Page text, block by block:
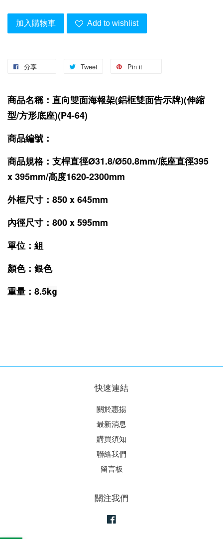
加入購物車 Add to wishlist
分享 Tweet Pin it
商品名稱：直向雙面海報架(鋁框雙面告示牌)(伸縮
型/方形底座)(P4-64)
商品編號：
商品規格： 支桿直徑Ø31.8/Ø50.8mm/底座直徑395
x 395mm/高度1620-2300mm
外框尺寸：850 x 645mm
內徑尺寸：800 x 595mm
單位：組
顏色：銀色
重量 ：8.5kg
快速連結
關於惠揚
最新消息
購買須知
聯絡我們
留言板
關注我們